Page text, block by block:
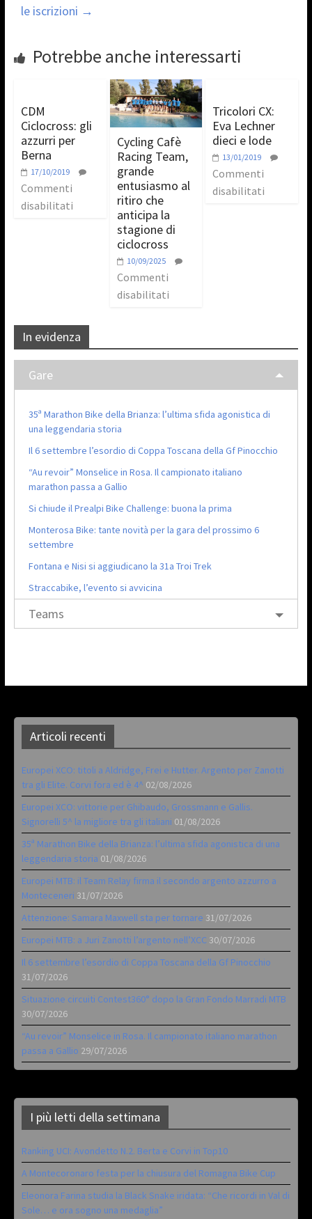
le iscrizioni →
Potrebbe anche interessarti
CDM
Ciclocross: gli
azzurri per
Berna
17/10/2019
Commenti
disabilitati
Cycling Cafè
Racing Team,
grande
entusiasmo al
ritiro che
anticipa la
stagione di
ciclocross
10/09/2025
Commenti
disabilitati
Tricolori CX:
Eva Lechner
dieci e lode
13/01/2019
Commenti
disabilitati
In evidenza
Gare
35ª Marathon Bike della Brianza: l’ultima sfida agonistica di
una leggendaria storia
Il 6 settembre l’esordio di Coppa Toscana della Gf Pinocchio
“Au revoir” Monselice in Rosa. Il campionato italiano
marathon passa a Gallio
Si chiude il Prealpi Bike Challenge: buona la prima
Monterosa Bike: tante novità per la gara del prossimo 6
settembre
Fontana e Nisi si aggiudicano la 31a Troi Trek
Straccabike, l’evento si avvicina
Teams
Articoli recenti
Europei XCO: titoli a Aldridge, Frei e Hutter. Argento per Zanotti
tra gli Elite. Corvi fora ed è 4^ 02/08/2026
Europei XCO: vittorie per Ghibaudo, Grossmann e Gallis.
Signorelli 5^ la migliore tra gli italiani 01/08/2026
35ª Marathon Bike della Brianza: l’ultima sfida agonistica di una
leggendaria storia 01/08/2026
Europei MTB: il Team Relay firma il secondo argento azzurro a
Monteceneri 31/07/2026
Attenzione: Samara Maxwell sta per tornare 31/07/2026
Europei MTB: a Juri Zanotti l’argento nell’XCC 30/07/2026
Il 6 settembre l’esordio di Coppa Toscana della Gf Pinocchio
31/07/2026
Situazione circuiti Contest360° dopo la Gran Fondo Marradi MTB
30/07/2026
“Au revoir” Monselice in Rosa. Il campionato italiano marathon
passa a Gallio 29/07/2026
I più letti della settimana
Ranking UCI: Avondetto N.2. Berta e Corvi in Top10
A Montecoronaro festa per la chiusura del Romagna Bike Cup
Eleonora Farina studia la Black Snake iridata: “Che ricordi in Val di
Sole… e ora sogno una medaglia”